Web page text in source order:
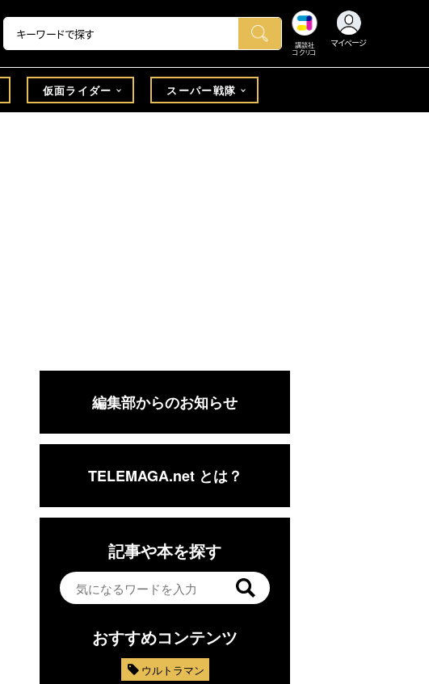
講談社
コクリコ
マイページ
仮面ライダー スーパー戦隊
編集部からのお知らせ
TELEMAGA.net とは？
記事や本を探す
おすすめコンテンツ
ウルトラマン